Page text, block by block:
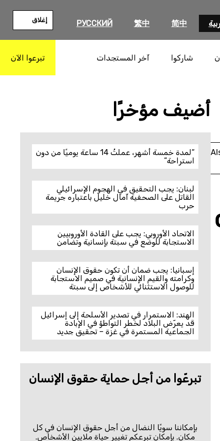
简中
繁中
РУССКИЙ إغلاق
شاركوا آخر المستجدات تبرعوا الآن
أضيف مؤخرًا
“لمدة خمسة أشهر، عملتُ 14 ساعة يوميًا من دون
استراحة”
لبنان: يجب التحقيق في الهجوم الإسرائيلي
القاتل على الصحفية آمال خليل باعتباره جريمة
حرب
الاتحاد الأوروبي: يجب على القادة الأوروبيين
الاستجابة للوضع في سبتة بإنسانية وتضامن
إسبانيا: يجب ضمان أن تكون حقوق الإنسان
وكرامته والقيم الإنسانية في صميم الاستجابة
للوصول الاستثنائي للأشخاص إلى سبتة
الهند: الاستمرار في تصدير الأسلحة إلى إسرائيل
قد يعرّض البلاد لخطر التواطؤ في الإبادة
الجماعية المستمرة في غزة – تحقيق جديد
تبرعّوا من أجل حماية حقوق الإنسان
بإمكاننا سويًا النضال من أجل حقوق الإنسان في كل
مكان. بإمكان تبرعكم تغيير حياة ملايين الأشخاص.